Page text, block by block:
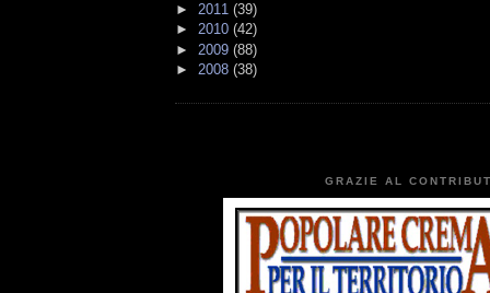
► 2011 (39)
► 2010 (42)
► 2009 (88)
► 2008 (38)
GRAZIE AL